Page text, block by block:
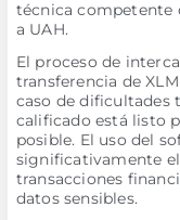
técnica competente
a UAH.
El proceso de
transferencia de
caso de dificultades
calificado está listo
posible. El uso del
significativamente
transacciones
datos sensibles.